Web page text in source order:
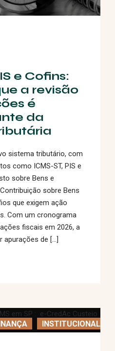
e Cofins:
a revisão
é
da
sistema tributário, com
como ICMS-ST, PIS e
sobre Bens e
sobre Bens
que exigem ação
Com um cronograma
fiscais em 2026, a
apurações de […]
INSTITUCIONAL